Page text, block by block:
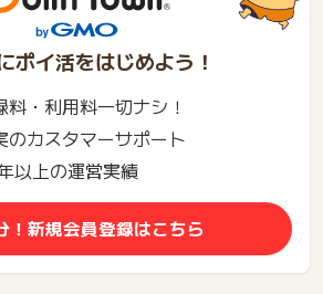
ポイ活をはじめよう！
料・利用料一切ナシ！
のカスタマーサポート
以上の運営実績
！新規会員登録はこちら